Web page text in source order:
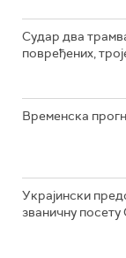
Судар два
повређених,
Временска
Украјински
званичну посету